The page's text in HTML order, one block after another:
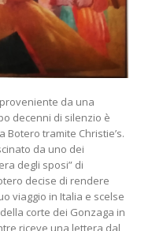
da una
decenni di silenzio è
tramite Christie’s.
da uno dei
degli sposi” di
decise di rendere
viaggio in Italia e scelse
corte dei Gonzaga in
riceve una lettera dal